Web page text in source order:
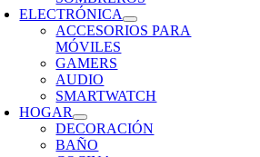
ELECTRÓNICA
ACCESORIOS PARA
MÓVILES
GAMERS
AUDIO
SMARTWATCH
HOGAR
DECORACIÓN
BAÑO